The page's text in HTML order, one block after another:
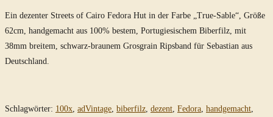
Ein dezenter Streets of Cairo Fedora Hut in der Farbe „True-Sable“, Größe
62cm, handgemacht aus 100% bestem, Portugiesischem Biberfilz, mit
38mm breitem, schwarz-braunem Grosgrain Ripsband für Sebastian aus
Deutschland.
Schlagwörter: 100x, adVintage, biberfilz, dezent, Fedora, handgemacht,